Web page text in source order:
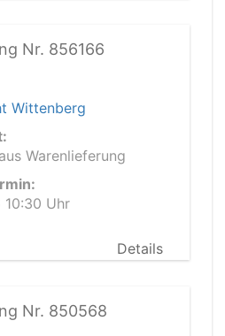
Nr. 856166
Wittenberg
Warenlieferung
10:30 Uhr
Details
Nr. 850568